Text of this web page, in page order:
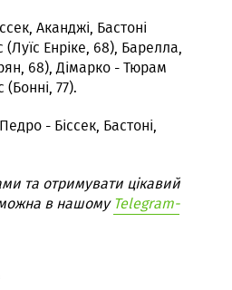
Аканджі, Бастоні
(Луїс Енріке, 68), Барелла,
68), Дімарко - Тюрам
77).
- Біссек, Бастоні,
та отримувати цікавий
в нашомуTelegram-